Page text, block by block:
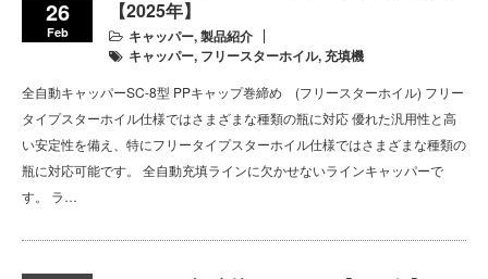
26
Feb
【2025年】
キャッパー,製品紹介
キャッパー, フリースターホイル,充填機
全自動キャッパーSC-8型 PPキャップ巻締め (フリースターホイル) フリー
タイプスターホイル仕様ではさまざまな種類の瓶に対応 優れた汎用性と高
い安定性を備え、特にフリータイプスターホイル仕様ではさまざまな種類の
瓶に対応可能です。 全自動充填ラインに欠かせないラインキャッパーで
す。 ラ…